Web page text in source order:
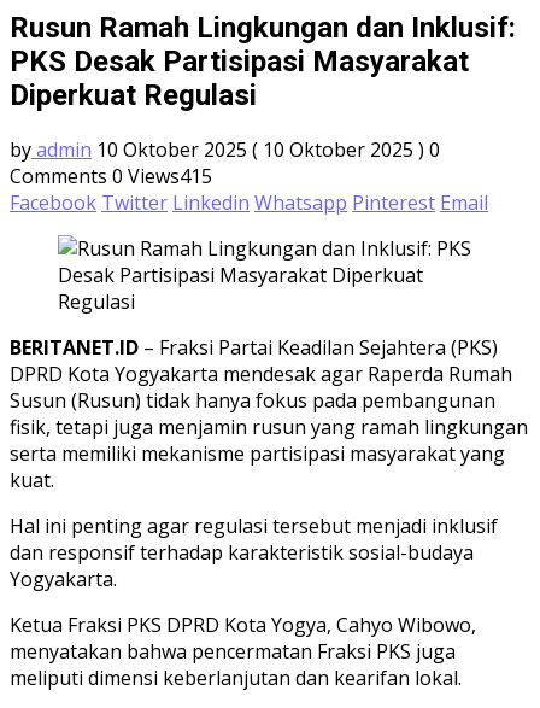
Rusun Ramah Lingkungan dan Inklusif:
PKS Desak Partisipasi Masyarakat
Diperkuat Regulasi
byadmin 10 Oktober 2025 ( 10 Oktober 2025 ) 0
Comments 0 Views415
Facebook Twitter Linkedin Whatsapp Pinterest Email
BERITANET.ID – Fraksi Partai Keadilan Sejahtera (PKS)
DPRD Kota Yogyakarta mendesak agar Raperda Rumah
Susun (Rusun) tidak hanya fokus pada pembangunan
fisik, tetapi juga menjamin rusun yang ramah lingkungan
serta memiliki mekanisme partisipasi masyarakat yang
kuat.
Hal ini penting agar regulasi tersebut menjadi inklusif
dan responsif terhadap karakteristik sosial-budaya
Yogyakarta.
Ketua Fraksi PKS DPRD Kota Yogya, Cahyo Wibowo,
menyatakan bahwa pencermatan Fraksi PKS juga
meliputi dimensi keberlanjutan dan kearifan lokal.